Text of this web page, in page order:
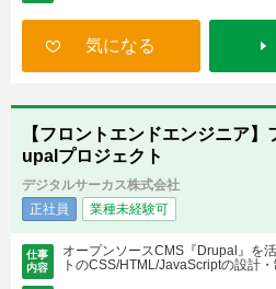
気になる
【フロントエンドエンジニア
upalプロジェクト
デジタルサーカス株式会社
正社員
業種未経験可
仕事
内容
オープンソースCMS『Drupal』を
トのCSS/HTML/JavaScriptの設計